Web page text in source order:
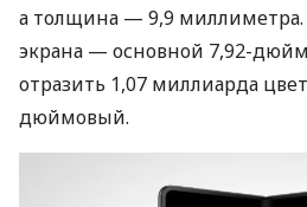
а толщина — 9,9 миллиметра.
экрана — основной 7,92-
отразить 1,07 миллиарда
дюймовый.